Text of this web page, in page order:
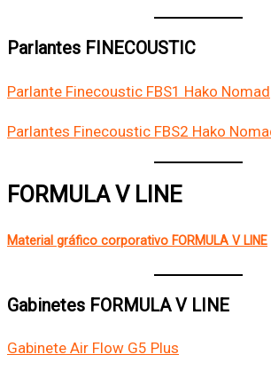
Parlantes FINECOUSTIC
Parlante Finecoustic FBS1 Hako Nomad
Parlantes Finecoustic FBS2 Hako
FORMULA V LINE
Material gráfico corporativo FORMULA V LINE
Gabinetes FORMULA V LINE
Gabinete Air Flow G5 Plus